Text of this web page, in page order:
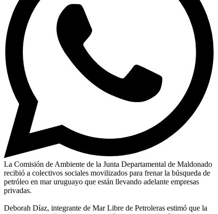
La Comisión de Ambiente de la Junta Departamental de Maldonado
recibió a colectivos sociales movilizados para frenar la búsqueda de
petróleo en mar uruguayo que están llevando adelante empresas
privadas.
Deborah Díaz, integrante de Mar Libre de Petroleras estimó que la